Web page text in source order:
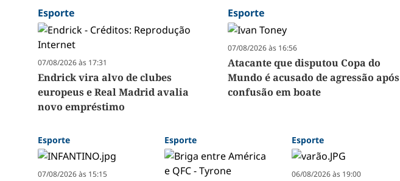
Esporte
07/08/2026 às 17:31
Endrick vira alvo de clubes
europeus e Real Madrid avalia
novo empréstimo
Esporte
07/08/2026 às 16:56
Atacante que disputou Copa do
Mundo é acusado de agressão após
confusão em boate
Esporte
07/08/2026 às 15:15
Esporte Esporte
06/08/2026 às 19:00